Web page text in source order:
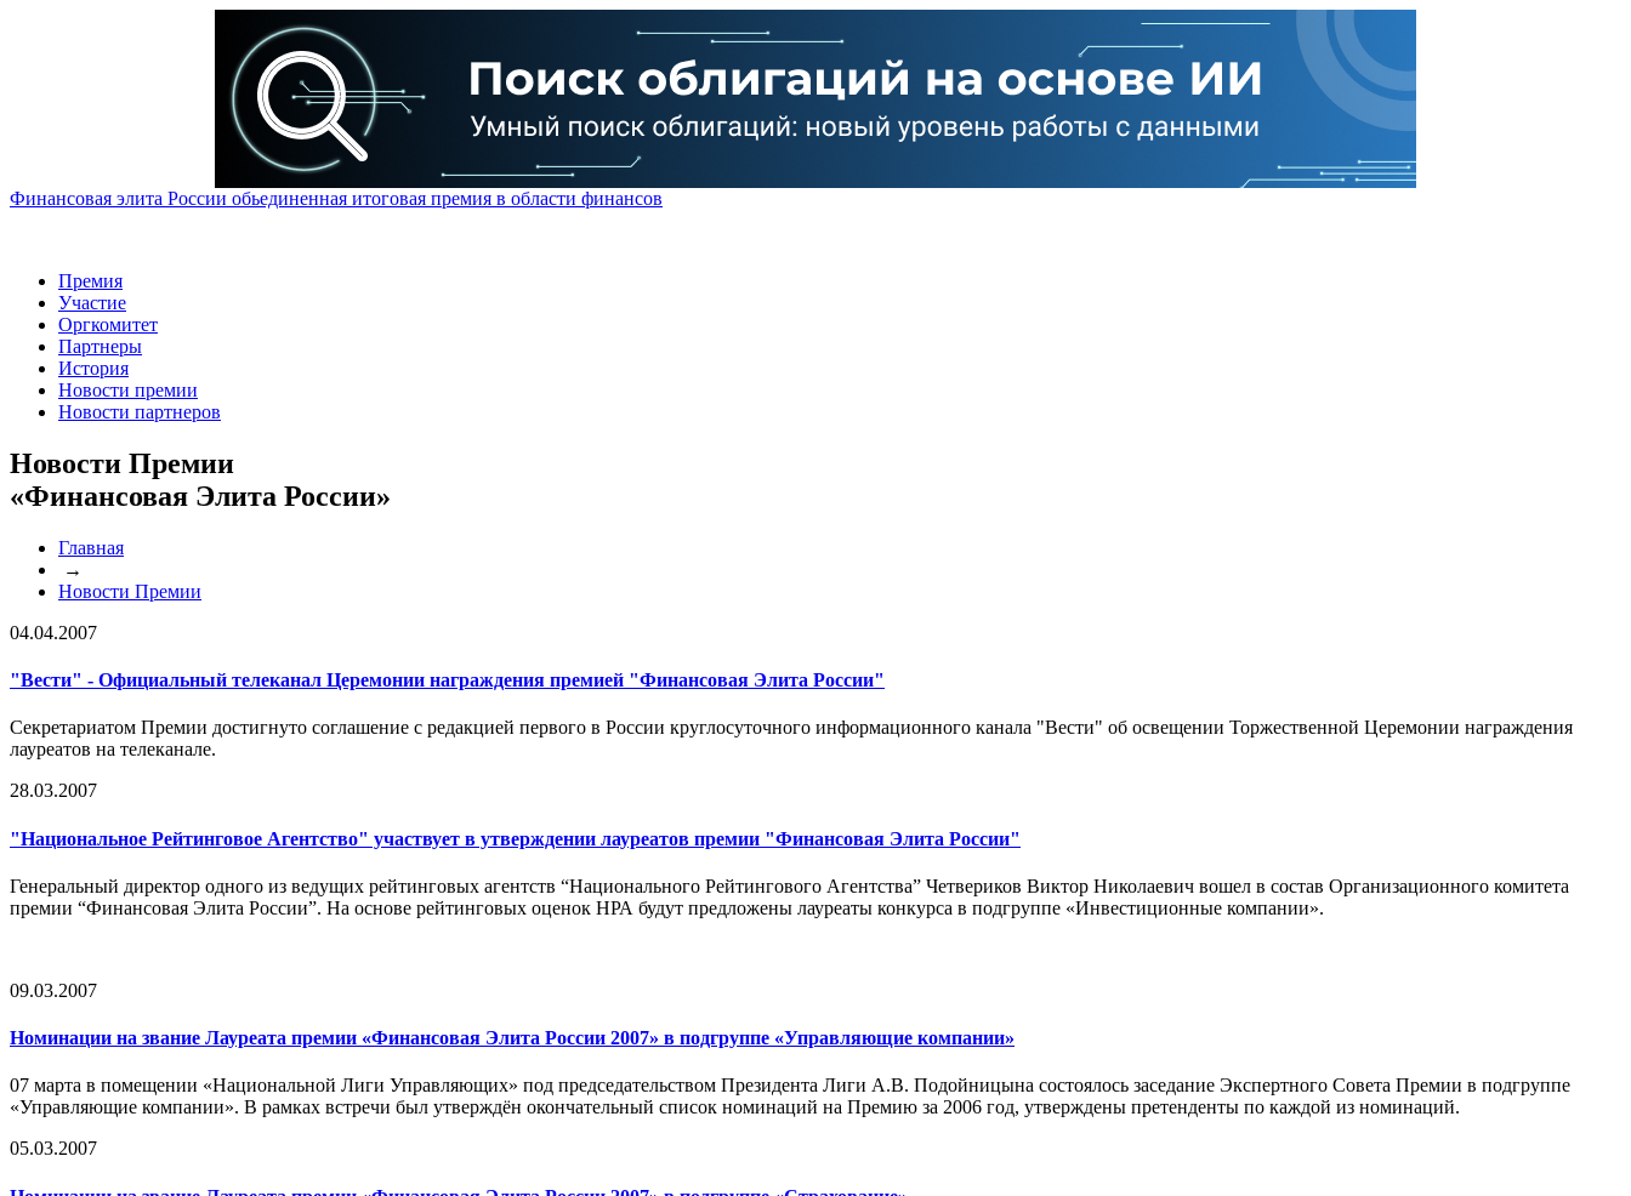
Финансовая элита России обьединенная итоговая премия в области финансов
Премия
Участие
Оргкомитет
Партнеры
История
Новости премии
Новости партнеров
Новости Премии
«Финансовая Элита России»
Главная
→
Новости Премии
04.04.2007
"Вести" - Официальный телеканал Церемонии награждения премией "Финансовая Элита России"
Секретариатом Премии достигнуто соглашение с редакцией первого в России круглосуточного информационного канала "Вести" об освещении Торжественной Церемонии награждения
лауреатов на телеканале.
28.03.2007
"Национальное Рейтинговое Агентство" участвует в утверждении лауреатов премии "Финансовая Элита России"
Генеральный директор одного из ведущих рейтинговых агентств “Национального Рейтингового Агентства” Четвериков Виктор Николаевич вошел в состав Организационного комитета
премии “Финансовая Элита России”. На основе рейтинговых оценок НРА будут предложены лауреаты конкурса в подгруппе «Инвестиционные компании».
09.03.2007
Номинации на звание Лауреата премии «Финансовая Элита России 2007» в подгруппе «Управляющие компании»
07 марта в помещении «Национальной Лиги Управляющих» под председательством Президента Лиги А.В. Подойницына состоялось заседание Экспертного Совета Премии в подгруппе
«Управляющие компании». В рамках встречи был утверждён окончательный список номинаций на Премию за 2006 год, утверждены претенденты по каждой из номинаций.
05.03.2007